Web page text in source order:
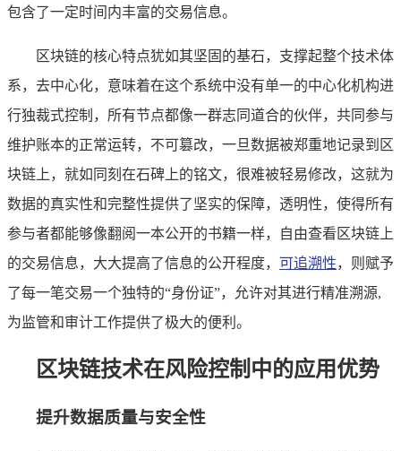
包含了一定时间内丰富的交易信息。
区块链的核心特点犹如其坚固的基石，支撑起整个技术体
系，去中心化，意味着在这个系统中没有单一的中心化机构进
行独裁式控制，所有节点都像一群志同道合的伙伴，共同参与
维护账本的正常运转，不可篡改，一旦数据被郑重地记录到区
块链上，就如同刻在石碑上的铭文，很难被轻易修改，这就为
数据的真实性和完整性提供了坚实的保障，透明性，使得所有
参与者都能够像翻阅一本公开的书籍一样，自由查看区块链上
的交易信息，大大提高了信息的公开程度， 可追溯性，则赋予
了每一笔交易一个独特的“身份证”，允许对其进行精准溯源,
为监管和审计工作提供了极大的便利。
区块链技术在风险控制中的应用优势
提升数据质量与安全性